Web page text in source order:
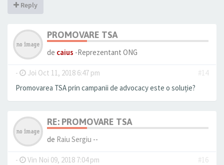
Reply
PROMOVARE TSA
de caius -Reprezentant ONG
- Joi Oct 11, 2018 6:47 pm
#14
Promovarea TSA prin campanii de advocacy este o soluție?
RE: PROMOVARE TSA
de Raiu Sergiu --
- Vin Noi 09, 2018 7:04 pm
#16